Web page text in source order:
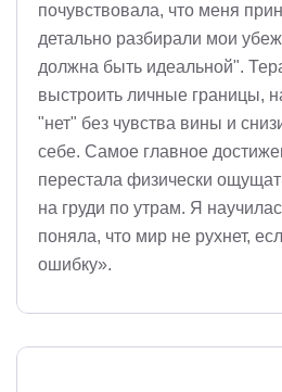
почувствовала, что меня
детально разбирали мои
должна быть идеальной".
выстроить личные границы,
"нет" без чувства вины и
себе. Самое главное
перестала физически
на груди по утрам. Я
поняла, что мир не рухнет,
ошибку».